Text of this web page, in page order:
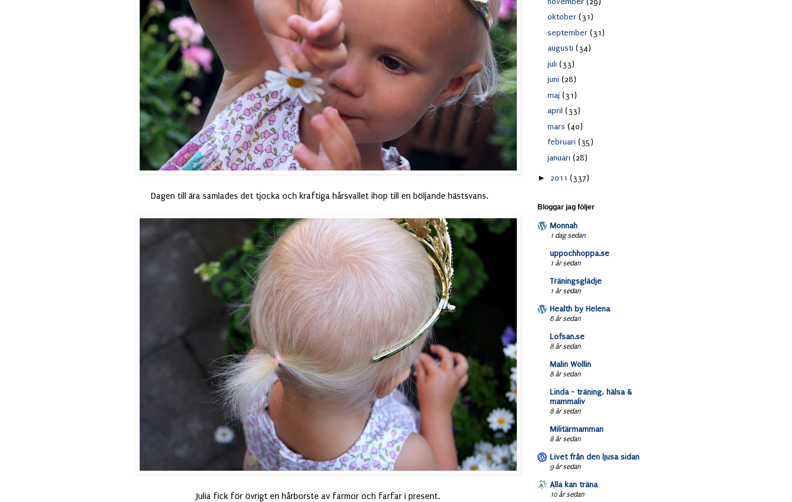
Dagen till ära samlades det tjocka och kraftiga hårsvallet ihop till en böljande hästsvans.
Julia fick för övrigt en hårborste av farmor och farfar i present.
oktober (31)
september (31)
augusti (34)
juli (33)
juni (28)
maj (31)
april (33)
mars (40)
februari (35)
januari (28)
► 2011 (337)
Bloggar jag följer
Monnah
1 dag sedan
uppochhoppa.se
1 år sedan
Träningsglädje
1 år sedan
Health by Helena
6 år sedan
Lofsan.se
8 år sedan
Malin Wollin
8 år sedan
Linda - träning, hälsa &
mammaliv
8 år sedan
Militärmamman
8 år sedan
Livet från den ljusa sidan
9 år sedan
Alla kan träna
10 år sedan